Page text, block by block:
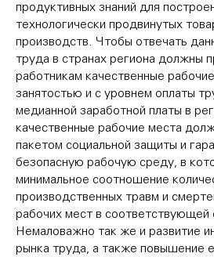
продуктивных знаний для
технологически продвинутых
производств. Чтобы отвечать
труда в странах региона должны
работникам качественные
занятостью и с уровнем оплаты
медианной заработной платы в
качественные рабочие места
пакетом социальной защиты и
безопасную рабочую среду, в
минимальное соотношение
производственных травм и
рабочих мест в соответствующей
Немаловажно так же и развитие
рынка труда, а также повышение